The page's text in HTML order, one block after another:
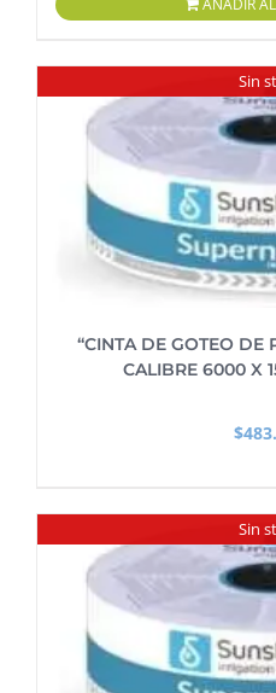
AÑADIR
Sin
“CINTA DE GOTEO DE
CALIBRE 6000 X
$
Sin